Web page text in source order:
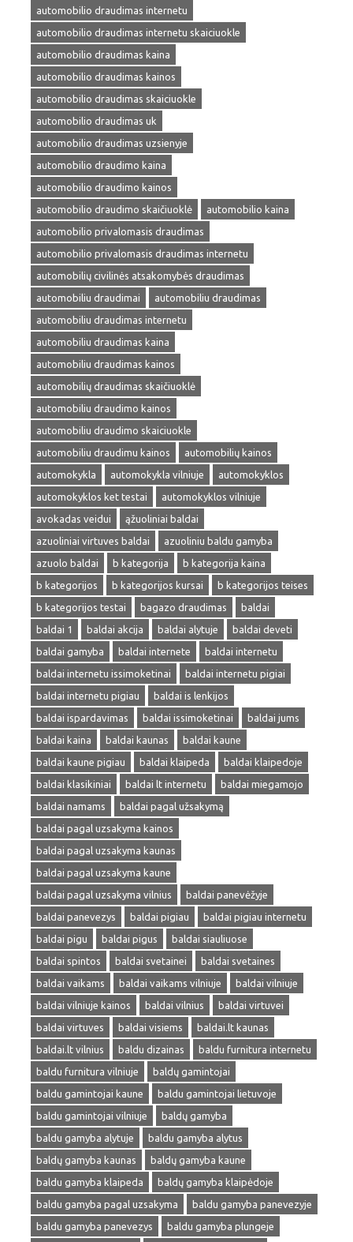
automobilio draudimas internetu
automobilio draudimas internetu skaiciuokle
automobilio draudimas kaina
automobilio draudimas kainos
automobilio draudimas skaiciuokle
automobilio draudimas uk
automobilio draudimas uzsienyje
automobilio draudimo kaina
automobilio draudimo kainos
automobilio draudimo skaičiuoklė
automobilio kaina
automobilio privalomasis draudimas
automobilio privalomasis draudimas internetu
automobilių civilinės atsakomybės draudimas
automobiliu draudimai
automobiliu draudimas
automobiliu draudimas internetu
automobiliu draudimas kaina
automobiliu draudimas kainos
automobilių draudimas skaičiuoklė
automobiliu draudimo kainos
automobiliu draudimo skaiciuokle
automobiliu draudimu kainos
automobilių kainos
automokykla
automokykla vilniuje
automokyklos
automokyklos ket testai
automokyklos vilniuje
avokadas veidui
ąžuoliniai baldai
azuoliniai virtuves baldai
azuoliniu baldu gamyba
azuolo baldai
b kategorija
b kategorija kaina
b kategorijos
b kategorijos kursai
b kategorijos teises
b kategorijos testai
bagazo draudimas
baldai
baldai 1
baldai akcija baldai alytuje
baldai deveti
baldai gamyba
baldai internete
baldai internetu
baldai internetu issimoketinai
baldai internetu pigiai
baldai internetu pigiau
baldai is lenkijos
baldai ispardavimas
baldai issimoketinai
baldai jums
baldai kaina
baldai kaunas
baldai kaune
baldai kaune pigiau
baldai klaipeda
baldai klaipedoje
baldai klasikiniai
baldai lt internetu
baldai miegamojo
baldai namams
baldai pagal užsakymą
baldai pagal uzsakyma kainos
baldai pagal uzsakyma kaunas
baldai pagal uzsakyma kaune
baldai pagal uzsakyma vilnius
baldai panevėžyje
baldai panevezys
baldai pigiau
baldai pigiau internetu
baldai pigu
baldai pigus
baldai siauliuose
baldai spintos
baldai svetainei
baldai svetaines
baldai vaikams
baldai vaikams vilniuje
baldai vilniuje
baldai vilniuje kainos
baldai vilnius
baldai virtuvei
baldai virtuves
baldai visiems
baldai.lt kaunas
baldai.lt vilnius
baldu dizainas
baldu furnitura internetu
baldu furnitura vilniuje
baldų gamintojai
baldu gamintojai kaune
baldu gamintojai lietuvoje
baldu gamintojai vilniuje
baldų gamyba
baldu gamyba alytuje
baldu gamyba alytus
baldų gamyba kaunas
baldų gamyba kaune
baldu gamyba klaipeda
baldų gamyba klaipėdoje
baldu gamyba pagal uzsakyma
baldu gamyba panevezyje
baldu gamyba panevezys
baldu gamyba plungeje